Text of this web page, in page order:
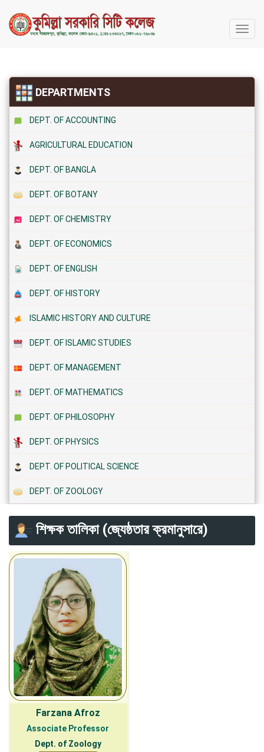
কুমিল্লা
কলেজ
DEPARTMENTS
DEPT. OF ACCOUNTING
AGRICULTURAL EDUCATION
DEPT. OF BANGLA
DEPT. OF BOTANY
DEPT. OF CHEMISTRY
DEPT. OF ECONOMICS
DEPT. OF ENGLISH
DEPT. OF HISTORY
ISLAMIC HISTORY AND CULTURE
DEPT. OF ISLAMIC STUDIES
DEPT. OF MANAGEMENT
DEPT. OF MATHEMATICS
DEPT. OF PHILOSOPHY
DEPT. OF PHYSICS
DEPT. OF POLITICAL SCIENCE
DEPT. OF ZOOLOGY
শিক্ষক তালিকা (জ্যেষ্ঠতার ক্রমানুসারে)
Farzana Afroz
Associate Professor
Dept. of Zoology